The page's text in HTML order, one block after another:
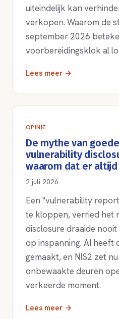
uiteindelijk kan
verkopen. Waarom de
september 2026
voorbereidingsklok al
Lees meer →
OPINIE
De mythe van
vulnerability
waarom dat er
2 juli 2026
Een "vulnerability
te kloppen, verried het
disclosure draaide
op inspanning. AI heeft
gemaakt, en NIS2 zet
onbewaakte deuren
verkeerde moment.
Lees meer →